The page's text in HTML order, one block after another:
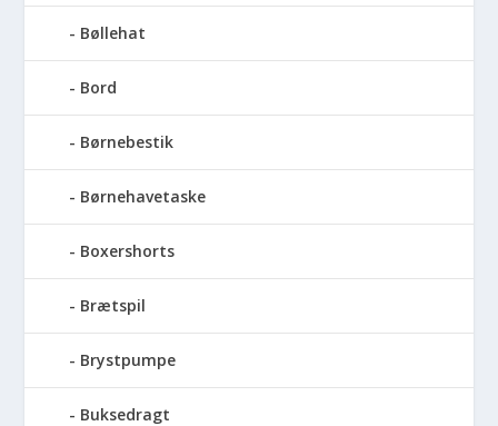
Bøllehat
Bord
Børnebestik
Børnehavetaske
Boxershorts
Brætspil
Brystpumpe
Buksedragt